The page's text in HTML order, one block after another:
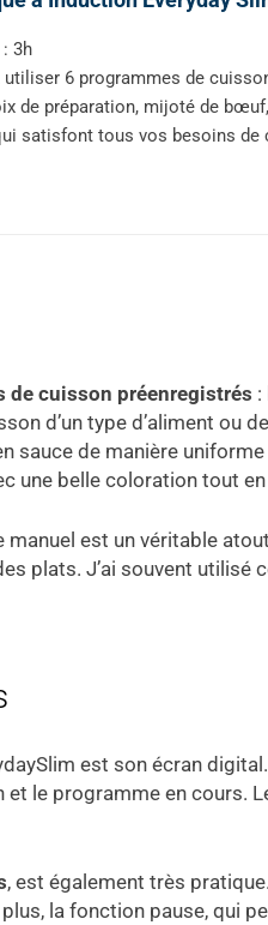
3h
utiliser 6 programmes de
de préparation, mijoté de
satisfont tous vos besoins de
de cuisson préenregistrés :
d’un type d’aliment ou
sauce de manière
une belle coloration tout
est un véritable
plats. J’ai souvent
est son écran
le programme en
, est également très
la fonction pause, qui